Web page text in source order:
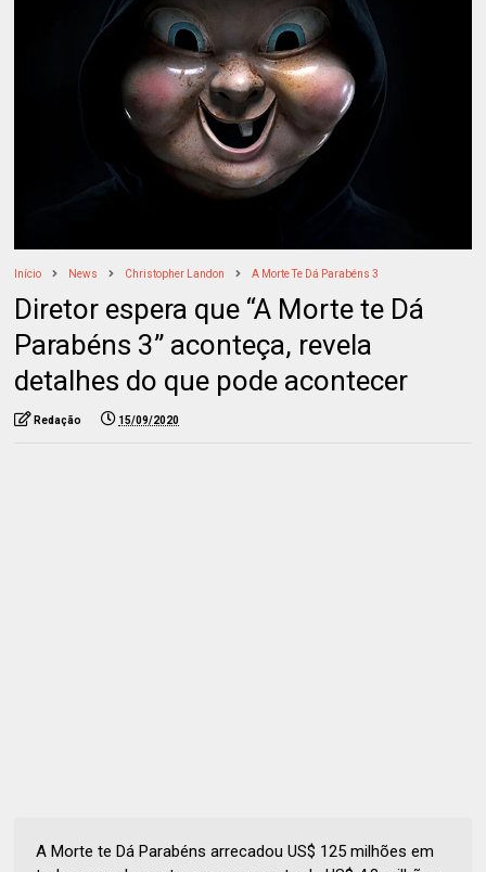
Início News Christopher Landon A Morte Te Dá Parabéns 3
Diretor espera que “A Morte te Dá
Parabéns 3” aconteça, revela
detalhes do que pode acontecer
Redação 15/09/2020
A Morte te Dá Parabéns arrecadou US$ 125 milhões em